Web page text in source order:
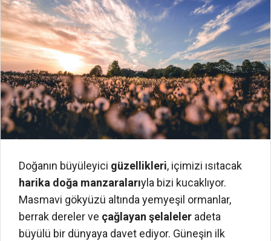
Doğanın büyüleyici güzellikleri, içimizi ısıtacak
harika doğa manzaralarıyla bizi kucaklıyor.
Masmavi gökyüzü altında yemyeşil ormanlar,
berrak dereler ve çağlayan şelaleler adeta
büyülü bir dünyaya davet ediyor. Güneşin ilk